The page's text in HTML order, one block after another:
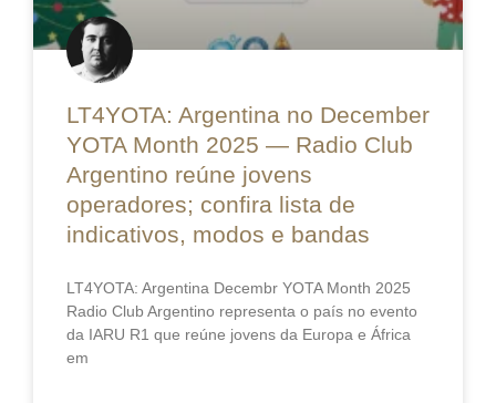
LT4YOTA: Argentina no December
YOTA Month 2025 — Radio Club
Argentino reúne jovens
operadores; confira lista de
indicativos, modos e bandas
LT4YOTA: Argentina Decembr YOTA Month 2025
Radio Club Argentino representa o país no evento
da IARU R1 que reúne jovens da Europa e África
em